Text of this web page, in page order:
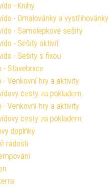
- Knihy
- Omalovánky a vystřihovánky
- Samolepkové sešity
- Sešity aktivit
- Sešity s fixou
- Stavebnice
- Venkovní hry a aktivity
cesty za pokladem
- Venkovní hry a aktivity
cesty za pokladem
doplňky
radosti